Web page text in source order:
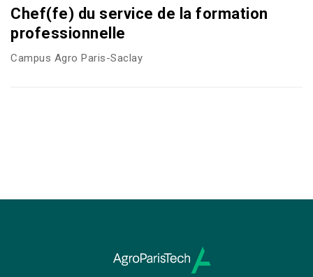
Chef(fe) du service de la formation
professionnelle
Campus Agro Paris-Saclay